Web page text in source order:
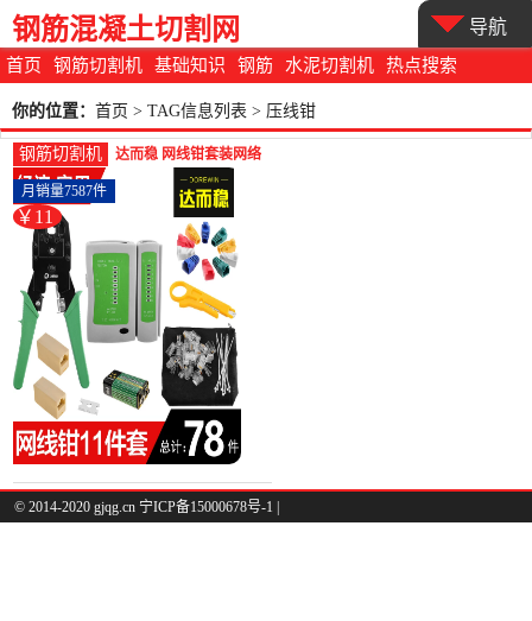
首页 钢筋切割机 基础知识 钢筋 水泥切割机 热点搜索
钢筋混凝土切割网 导航
你的位置： 首页 > TAG信息列表 > 压线钳
钢筋切割机
达而稳 网线钳套装网络
测试仪六类七类压线钳
接水晶头-钢筋切割工具
(dorewin达而稳旗舰店
仅售10.7元)
￥11
月销量7587件
© 2014-2020 gjqg.cn 宁ICP备15000678号-1 |